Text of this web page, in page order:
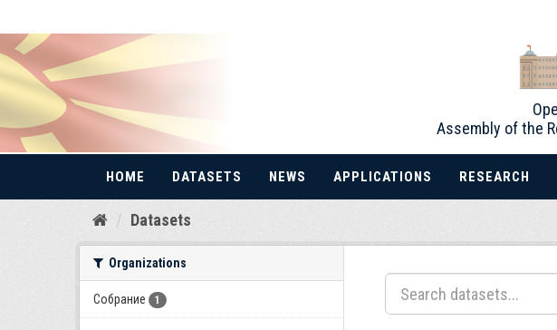
Skip
Assembly of the
HOME DATASETS NEWS APPLICATIONS RESEARCH
Datasets
Organizations
Собрание 1